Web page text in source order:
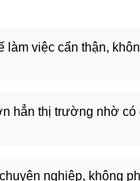
làm việc cẩn thận,
hẳn thị trường nhờ
nghiệp, không